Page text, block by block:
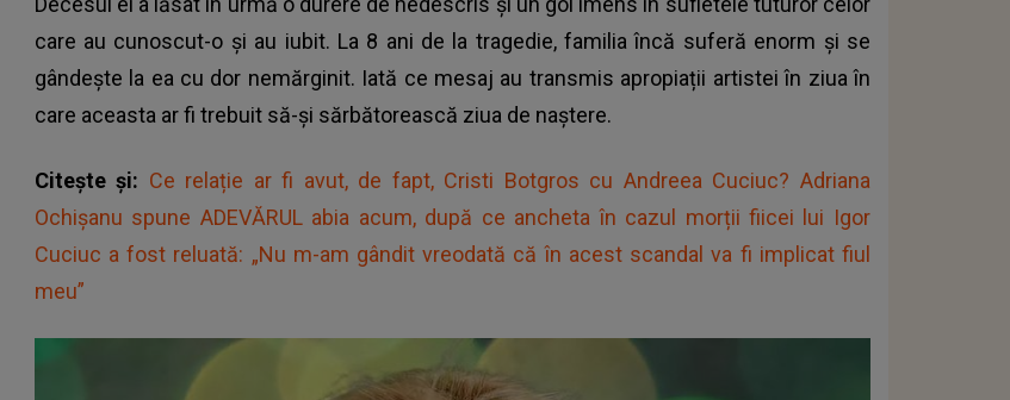
care au cunoscut-o și au iubit. La 8 ani de la tragedie, familia încă suferă enorm și se
gândește la ea cu dor nemărginit. Iată ce mesaj au transmis apropiații artistei în ziua în
care aceasta ar fi trebuit să-și sărbătorească ziua de naștere.
Citește și: Ce relație ar fi avut, de fapt, Cristi Botgros cu Andreea Cuciuc? Adriana
Ochișanu spune ADEVĂRUL abia acum, după ce ancheta în cazul morții fiicei lui Igor
Cuciuc a fost reluată: „Nu m-am gândit vreodată că în acest scandal va fi implicat fiul
meu”